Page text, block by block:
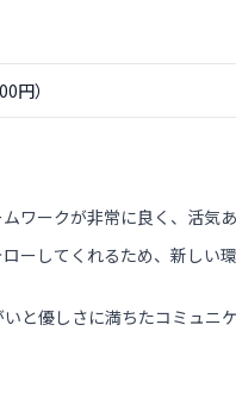
円）
ークが非常に良く、活気
ーしてくれるため、新しい
と優しさに満ちたコミュニ